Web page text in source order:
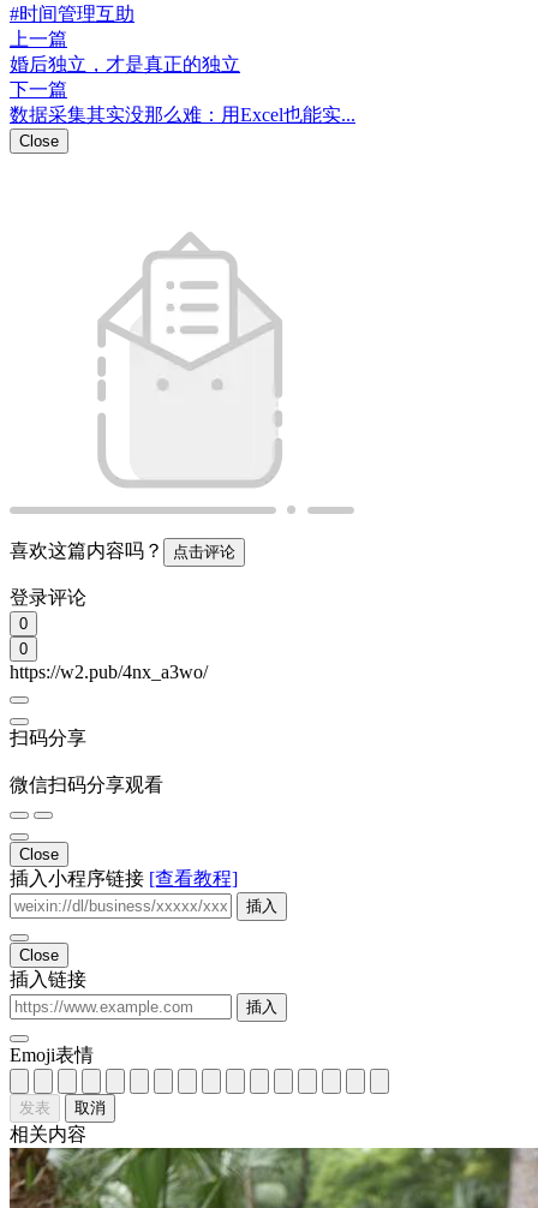
#时间管理互助
上一篇
婚后独立，才是真正的独立
下一篇
数据采集其实没那么难：用Excel也能实...
Close
喜欢这篇内容吗？ 点击评论
登录评论
0
0
https://w2.pub/4nx_a3wo/
扫码分享
微信扫码分享观看
Close
插入小程序链接 [查看教程]
插入
Close
插入链接
插入
Emoji表情
发表 取消
相关内容